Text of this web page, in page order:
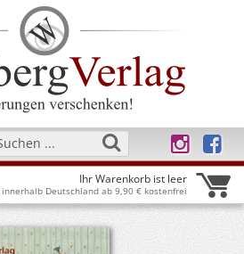
Ihr Warenkorb ist leer
innerhalb Deutschland ab 9,90 € kostenfrei